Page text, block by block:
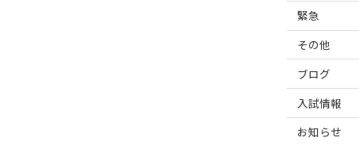
緊急
その他
ブログ
入試情報
お知らせ